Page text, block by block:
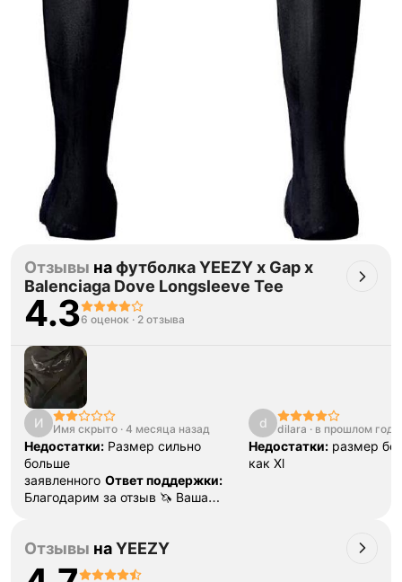
Отзывы нафутболка YEEZY x Gap x
Balenciaga Dove Longsleeve Tee
4.36 оценок · 2 отзыва
И Имя скрыто · 4 месяца назад
Недостатки: Размер сильно
больше
заявленного Ответ поддержки:
Благодарим за отзыв 🦄 Ваша
выбор! Если у вас возникают
вопросы в выборе размера - смело
d dilara · в прошлом году
Недостатки: размер
как Xl
Отзывы наYEEZY